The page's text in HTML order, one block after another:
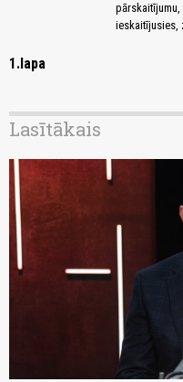
pārskaitījumu,
ieskaitījusies,
1.lapa
Lasītākais